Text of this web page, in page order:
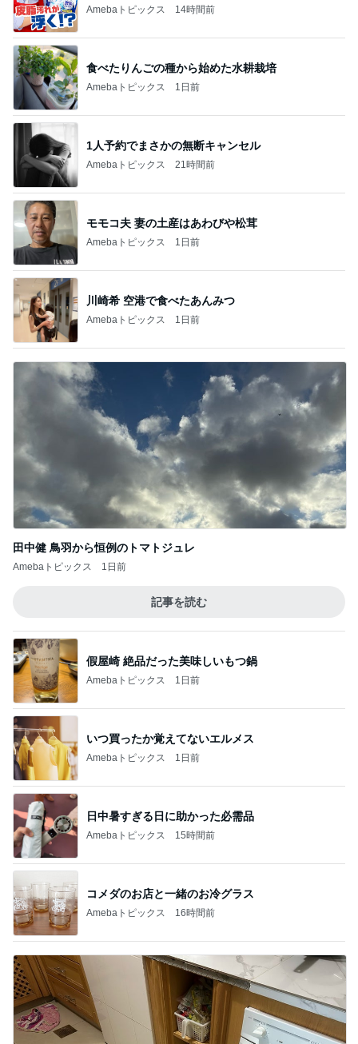
Amebaトピックス 14時間前
食べたりんごの種から始めた水耕栽培
Amebaトピックス 1日前
1人予約でまさかの無断キャンセル
Amebaトピックス 21時間前
モモコ夫 妻の土産はあわびや松茸
Amebaトピックス 1日前
川崎希 空港で食べたあんみつ
Amebaトピックス 1日前
田中健 鳥羽から恒例のトマトジュレ
Amebaトピックス 1日前
記事を読む
假屋崎 絶品だった美味しいもつ鍋
Amebaトピックス 1日前
いつ買ったか覚えてないエルメス
Amebaトピックス 1日前
日中暑すぎる日に助かった必需品
Amebaトピックス 15時間前
コメダのお店と一緒のお冷グラス
Amebaトピックス 16時間前